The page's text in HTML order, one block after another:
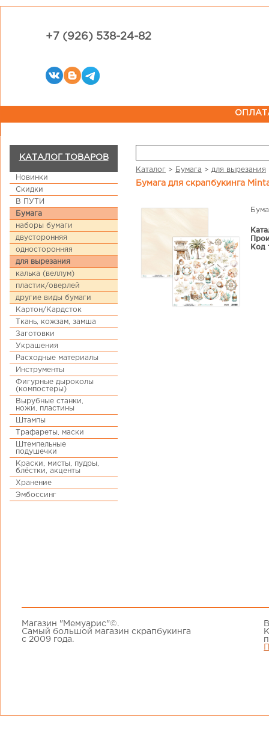
+7 (926) 538-24-82
КАТАЛОГ ТОВАРОВ
Новинки
Скидки
В ПУТИ
Бумага
наборы бумаги
двусторонняя
односторонняя
для вырезания
калька (веллум)
пластик/оверлей
другие виды бумаги
Картон/Кардсток
Ткань, кожзам, замша
Заготовки
Украшения
Расходные материалы
Инструменты
Фигурные дыроколы
(компостеры)
Вырубные станки,
ножи, пластины
Штампы
Трафареты, маски
Штемпельные
подушечки
Краски, мисты, пудры,
блёстки, акценты
Хранение
Эмбоссинг
Каталог > Бумага > для вырезания
Бумага для скрапбукинга
Код
Магазин "Мемуарис"©.
Самый большой магазин скрапбукинга
с 2009 года.